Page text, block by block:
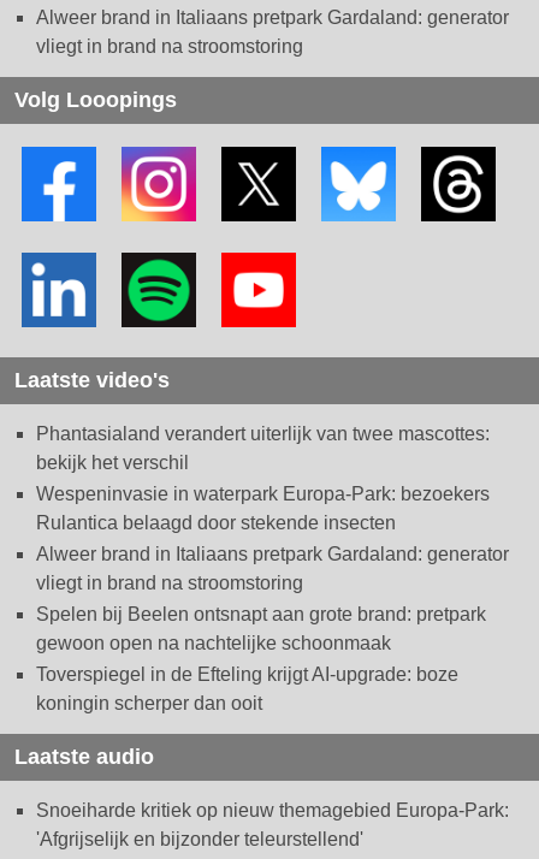
Alweer brand in Italiaans pretpark Gardaland: generator
vliegt in brand na stroomstoring
Volg Looopings
Laatste video's
Phantasialand verandert uiterlijk van twee mascottes:
bekijk het verschil
Wespeninvasie in waterpark Europa-Park: bezoekers
Rulantica belaagd door stekende insecten
Alweer brand in Italiaans pretpark Gardaland: generator
vliegt in brand na stroomstoring
Spelen bij Beelen ontsnapt aan grote brand: pretpark
gewoon open na nachtelijke schoonmaak
Toverspiegel in de Efteling krijgt AI-upgrade: boze
koningin scherper dan ooit
Laatste audio
Snoeiharde kritiek op nieuw themagebied Europa-Park:
'Afgrijselijk en bijzonder teleurstellend'